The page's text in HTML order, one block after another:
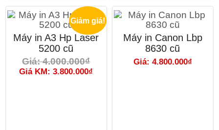
Giảm giá!
Máy in A3 Hp Laser
5200 cũ
Giá: 4.000.000₫
Giá KM: 3.800.000₫
Máy in Canon Lbp
8630 cũ
Giá: 4.800.000₫